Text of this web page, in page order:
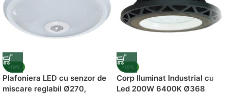
-19%
Plafoniera LED cu senzor de
miscare reglabil Ø270,
-15%
Corp Iluminat Industrial cu
Led 200W 6400K Ø368